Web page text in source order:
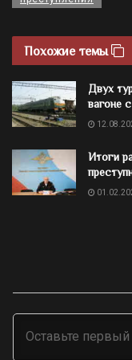
Похожие темы
Двух
вагоне
Итоги